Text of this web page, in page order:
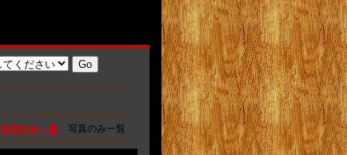
説明付き一覧 写真のみ一覧